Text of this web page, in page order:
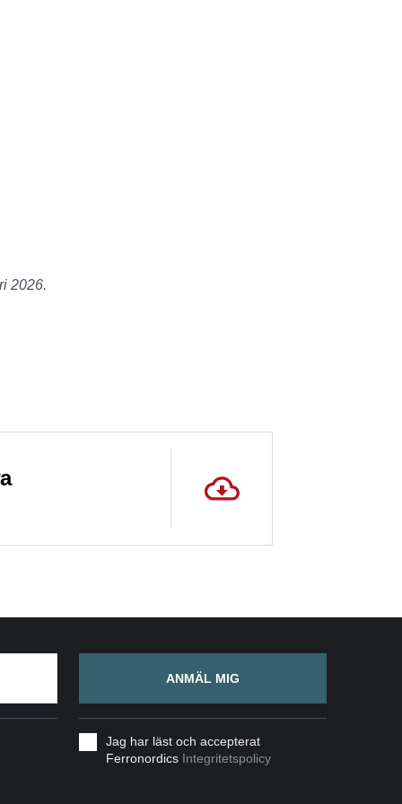
2026.
ANMÄL MIG
Jag har läst och accepterat
Ferronordics Integritetspolicy